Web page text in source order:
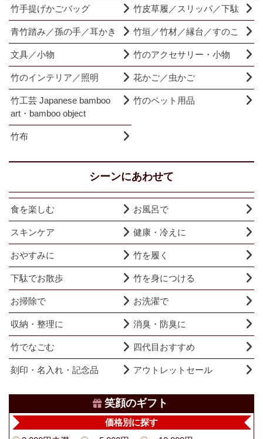
竹手提げかごバッグ 竹皮草履／スリッパ／下駄
青竹踏み／孫の手／耳かき 竹垣／竹材／縁台／すのこ
文具／小物 竹のアクセサリー・小物
竹のインテリア／照明 花かご／虫かご
竹工芸 Japanese bamboo
art・bamboo object
竹のペット用品
竹布
シーンにあわせて
食を楽しむ お風呂で
スキンケア 健康・冷えに
おやすみに 竹を履く
下駄でお散歩 竹を身につける
お掃除で お洗濯で
収納・整理に 消臭・防臭に
竹でなごむ 四代目おすすめ
刻印・名入れ・記念品 アウトレットセール
笑顔のギフト
価格別に探す